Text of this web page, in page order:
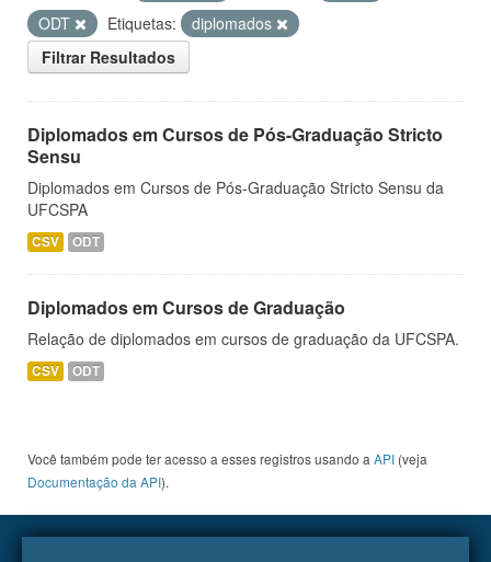
ODT
Etiquetas:
diplomados
Filtrar Resultados
Diplomados em Cursos de Pós-Graduação Stricto
Sensu
Diplomados em Cursos de Pós-Graduação Stricto Sensu da
UFCSPA
CSV ODT
Diplomados em Cursos de Graduação
Relação de diplomados em cursos de graduação da UFCSPA.
CSV ODT
Você também pode ter acesso a esses registros usando a API (veja
Documentação da API).